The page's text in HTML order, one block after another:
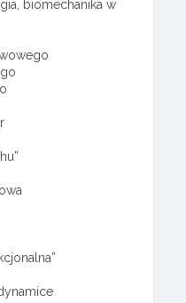
biomechanika w